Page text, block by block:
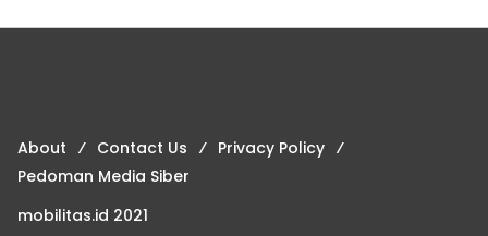
About Contact Us
Privacy Policy
Pedoman Media Siber
mobilitas.id 2021